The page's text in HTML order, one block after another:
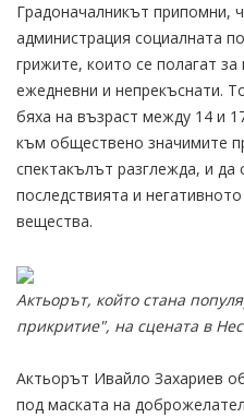
Градоначалникът припомни,
администрация социалната
грижите, които се полагат
ежедневни и непрекъснати.
бяха на възраст между 14 и
към обществено значимите
спектакълът разглежда, и да
последствията и
вещества.
Актьорът, който стана
прикритие", на сцената в
Актьорът Ивайло Захариев
под маската на